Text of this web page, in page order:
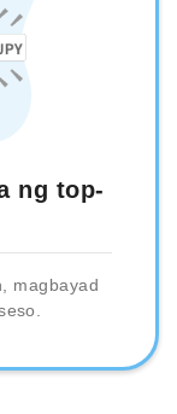
ng top-
magbayad